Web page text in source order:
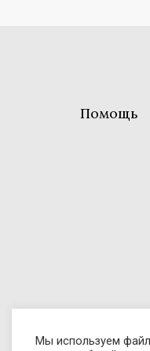
Помощь
Мы используем